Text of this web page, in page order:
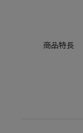
商品特長